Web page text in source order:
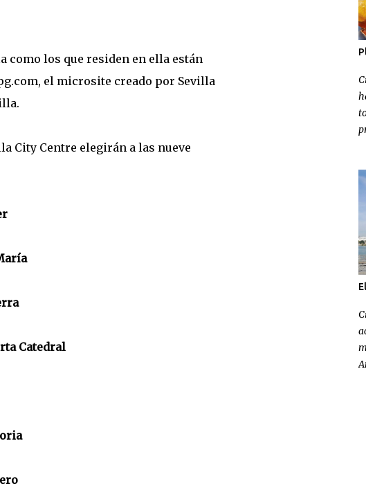
como los que residen en ella están
, el microsite creado por Sevilla
City Centre elegirán a las nueve
Catedral